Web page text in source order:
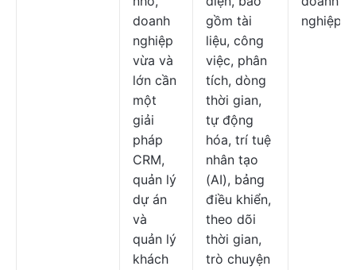
doanh
nghiệp
vừa và
lớn cần
một
giải
pháp
CRM,
quản lý
dự án
và
quản lý
khách
gồm tài
liệu, công
việc, phân
tích, dòng
thời gian,
tự động
hóa, trí tuệ
nhân tạo
(AI), bảng
điều khiển,
theo dõi
thời gian,
trò chuyện
nghiệp